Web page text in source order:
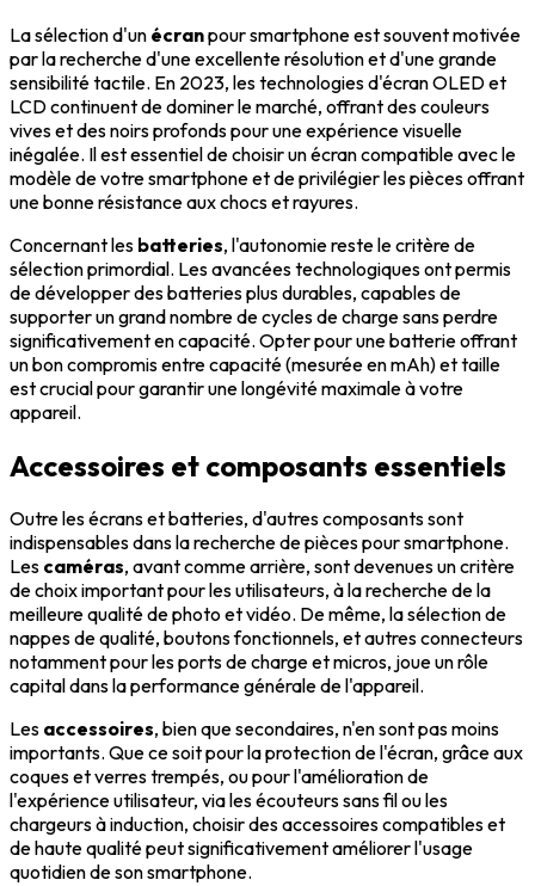
La sélection d'un écranpour smartphone est souvent motivée
par la recherche d'une excellente résolution et d'une grande
sensibilité tactile. En 2023, les technologies d'écran OLED et
LCD continuent de dominer le marché, offrant des couleurs
vives et des noirs profonds pour une expérience visuelle
inégalée. Il est essentiel de choisir un écran compatible avec le
modèle de votre smartphone et de privilégier les pièces offrant
une bonne résistance aux chocs et rayures.
Concernant les batteries, l'autonomie reste le critère de
sélection primordial. Les avancées technologiques ont permis
de développer des batteries plus durables, capables de
supporter un grand nombre de cycles de charge sans perdre
significativement en capacité. Opter pour une batterie offrant
un bon compromis entre capacité (mesurée en mAh) et taille
est crucial pour garantir une longévité maximale à votre
appareil.
Accessoires et composants essentiels
Outre les écrans et batteries, d'autres composants sont
indispensables dans la recherche de pièces pour smartphone.
Les caméras, avant comme arrière, sont devenues un critère
de choix important pour les utilisateurs, à la recherche de la
meilleure qualité de photo et vidéo. De même, la sélection de
nappes de qualité, boutons fonctionnels, et autres connecteurs
notamment pour les ports de charge et micros, joue un rôle
capital dans la performance générale de l'appareil.
Les accessoires, bien que secondaires, n'en sont pas moins
importants. Que ce soit pour la protection de l'écran, grâce aux
coques et verres trempés, ou pour l'amélioration de
l'expérience utilisateur, via les écouteurs sans fil ou les
chargeurs à induction, choisir des accessoires compatibles et
de haute qualité peut significativement améliorer l'usage
quotidien de son smartphone.